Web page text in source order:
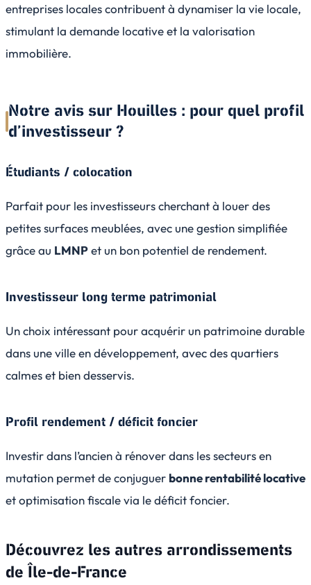
entreprises locales contribuent à dynamiser la vie locale,
stimulant la demande locative et la valorisation
immobilière.
Notre avis sur Houilles : pour quel profil
d’investisseur ?
Étudiants / colocation
Parfait pour les investisseurs cherchant à louer des
petites surfaces meublées, avec une gestion simplifiée
grâce au LMNPet un bon potentiel de rendement.
Investisseur long terme patrimonial
Un choix intéressant pour acquérir un patrimoine durable
dans une ville en développement, avec des quartiers
calmes et bien desservis.
Profil rendement / déficit foncier
Investir dans l’ancien à rénover dans les secteurs en
mutation permet de conjuguer bonne rentabilité locative
et optimisation fiscale via le déficit foncier.
Découvrez les autres arrondissements
de Île-de-France